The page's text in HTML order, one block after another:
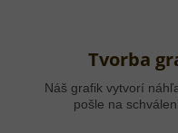
Tvorba
Náš grafik vytvorí
pošle na